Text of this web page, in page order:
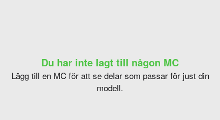
Du har inte lagt till någon MC
Lägg till en MC för att se delar som passar för just din
modell.